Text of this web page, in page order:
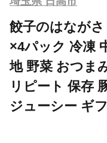
餃子のはなが
×4パック 冷凍
地 野菜 おつま
リピート 保存
ジューシー ギ